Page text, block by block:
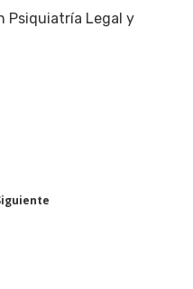
Psiquiatría Legal y